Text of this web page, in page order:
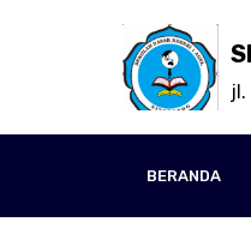
jl.
BERANDA